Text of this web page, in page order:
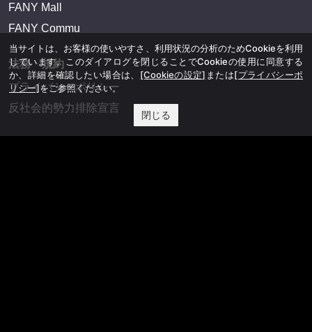
FANY Mall
FANY Commu
法務・規約
プライバシーポリシー
反社会的勢力排除宣言
当サイトは、お客様の使いやすさ、利用状況の分析のためCookieを利用
しています。このダイアログを閉じることでCookieの使用に同意する
か、詳細を確認したい場合は、 [Cookieの設定] または[プライバシーポ
リシー]をご参照ください。
閉じる